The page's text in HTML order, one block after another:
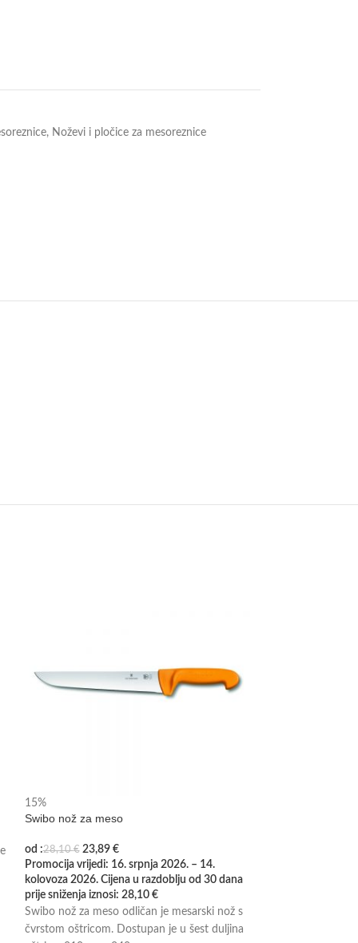
, Noževi i pločice za mesoreznice
15%
Swibo nož za meso
od :28,10€ 23,89 €
Promocija vrijedi: 16. srpnja 2026. – 14.
kolovoza 2026. Cijena u razdoblju od 30 dana
prije sniženja iznosi: 28,10 €
Swibo nož za meso odličan je mesarski nož s
čvrstom oštricom. Dostupan je u šest duljina